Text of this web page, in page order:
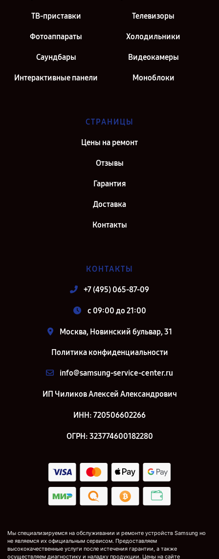
ТВ-приставки Телевизоры
Фотоаппараты Холодильники
Саундбары Видеокамеры
Интерактивные панели Моноблоки
СТРАНИЦЫ
Цены на ремонт
Отзывы
Гарантия
Доставка
Контакты
КОНТАКТЫ
+7 (495) 065-87-09
c 09:00 до 21:00
Москва, Новинский бульвар, 31
Политика конфиденциальности
info@samsung-service-center.ru
ИП Чиликов Алексей Александрович
ИНН: 720506602266
ОГРН: 323774600182280
Мы специализируемся на обслуживании и ремонте устройств Samsung но
не являемся их официальным сервисом. Предоставляем
высококачественные услуги после истечения гарантии, а также
осуществляем диагностику и наладку продукции. Цены на сайте